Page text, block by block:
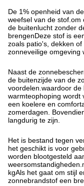
De 1% openheid van
weefsel van de
de buitenlucht zonder
brengenDeze stof is
zoals patio's, dekken
zonneveilige omgeving
Naast de
de buitenzijde van de
voordelen.waardoor
warmteophoping wordt
een koelere en
zomerdagen.
langdurig te zijn.
Het is bestand tegen
het geschikt is voor
worden blootgesteld
kgAls het gaat om stijl
zonnebrandstof een